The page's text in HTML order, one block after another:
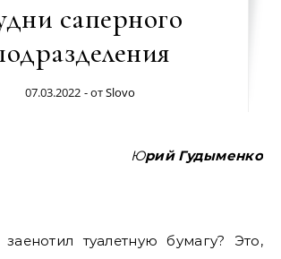
саперного
07.03.2022 - отSlovo
Юрий Гудыменко
туалетную бумагу? Это,